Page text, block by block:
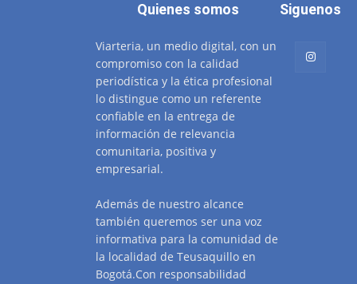
Quienes somos
Viarteria, un medio digital, con un
compromiso con la calidad
periodística y la ética profesional
lo distingue como un referente
confiable en la entrega de
información de relevancia
comunitaria, positiva y
empresarial.
Además de nuestro alcance
también queremos ser una voz
informativa para la comunidad de
la localidad de Teusaquillo en
Bogotá.Con responsabilidad
Siguenos